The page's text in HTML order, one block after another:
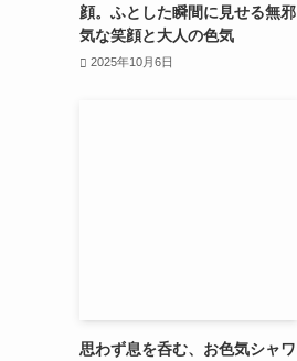
顔。ふとした瞬間に見せる無邪
気な笑顔と大人の色気
2025年10月6日
思わず息を呑む、お色気シャワ